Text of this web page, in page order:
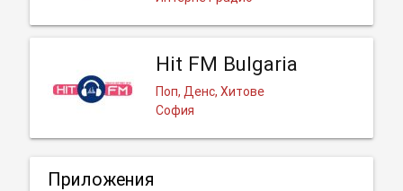
Hit FM Bulgaria
Поп, Денс, Хитове
София
Приложения